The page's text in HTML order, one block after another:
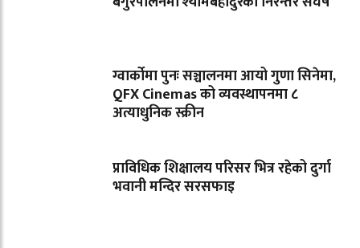
ग्वार्कोमा पुनः सञ्चालनमा आयो गुणा सिनेमा,
QFX Cinemas को व्यवस्थापनमा ८
अत्याधुनिक स्क्रीन
प्राविधिक शिक्षालय परिसर भित्र रहेको दुर्गा
भवानी मन्दिर सरसफाइ